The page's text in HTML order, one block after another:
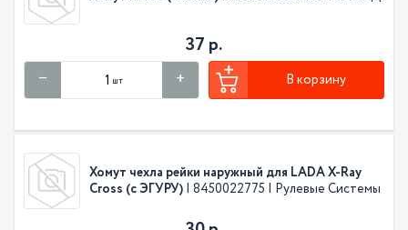
37 р.
шт В корзину
Хомут чехла рейки наружный для LADA X-Ray
Cross (с ЭГУРУ) | 8450022775 | Рулевые Системы